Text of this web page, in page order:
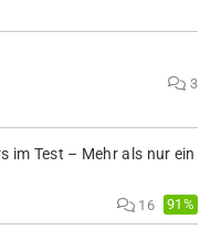
3
im Test – Mehr als nur ein
16 91%